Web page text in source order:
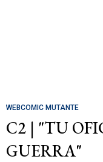
WEBCOMIC MUTANTE
C2 | "TU
GUERRA"